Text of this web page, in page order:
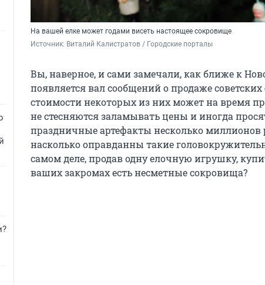
На вашей елке может годами висеть настоящее сокровище
Источник: Виталий Калистратов / Городские порталы
Вы, наверное, и сами замечали, как ближе к
появляется вал сообщений о продаже
стоимости некоторых из них может на время
не стесняются заламывать цены и иногда
праздничные артефакты несколько
насколько оправданны такие
самом деле, продав одну елочную игрушку,
ваших закромах есть несметные сокровища?